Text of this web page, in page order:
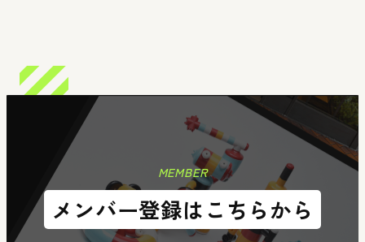
MEMBER
メンバー登録はこちらから
Member